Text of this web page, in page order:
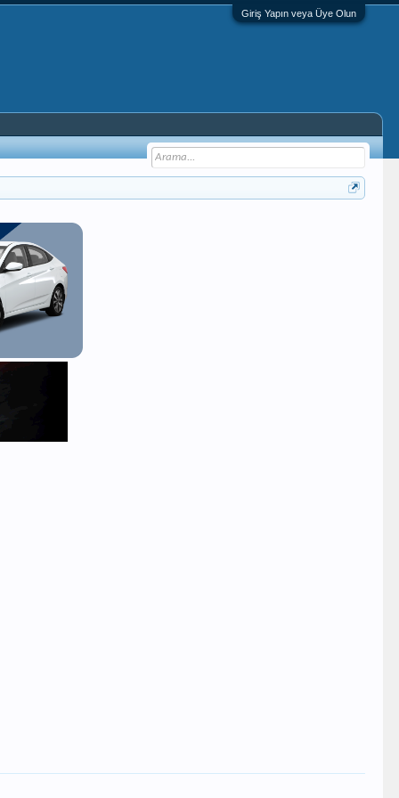
Giriş Yapın veya Üye Olun